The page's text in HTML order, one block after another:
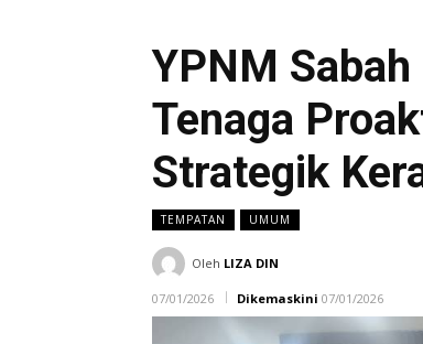
YPNM
Tenaga
Strategik
TEMPATAN UMUM
Oleh LIZA DIN
07/01/2026 Dikemaskini 07/01/2026